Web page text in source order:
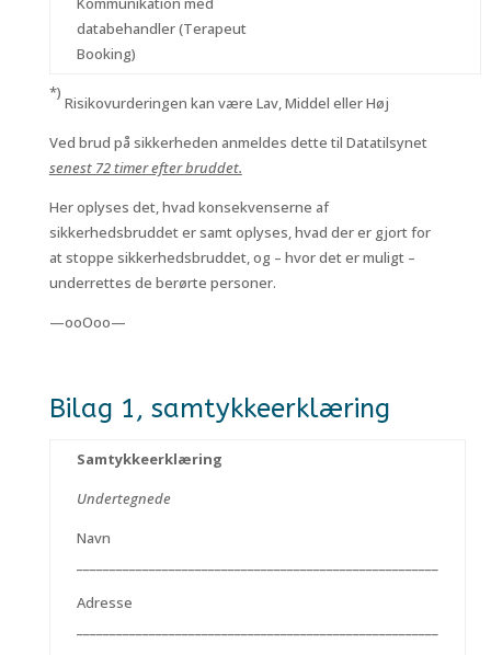
databehandler (Terapeut
Booking)
*)
Risikovurderingen kan være Lav, Middel eller Høj
Ved brud på sikkerheden anmeldes dette til Datatilsynet
senest 72 timer efter bruddet.
Her oplyses det, hvad konsekvenserne af
sikkerhedsbruddet er samt oplyses, hvad der er gjort for
at stoppe sikkerhedsbruddet, og – hvor det er muligt –
underrettes de berørte personer.
—ooOoo—
Bilag 1, samtykkeerklæring
Samtykkeerklæring
Undertegnede
Navn
Adresse